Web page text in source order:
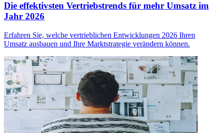
Die effektivsten Vertriebstrends für mehr Umsatz im
Jahr 2026
Erfahren Sie, welche vertrieblichen Entwicklungen 2026 Ihren
Umsatz ausbauen und Ihre Marktstrategie verändern können.